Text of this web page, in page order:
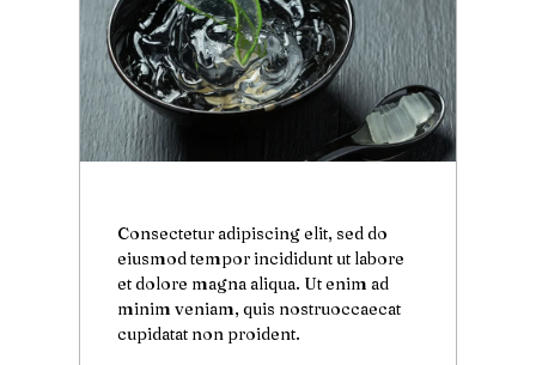
Consectetur adipiscing elit, sed do
eiusmod tempor incididunt ut labore
et dolore magna aliqua. Ut enim ad
minim veniam, quis nostruoccaecat
cupidatat non proident.